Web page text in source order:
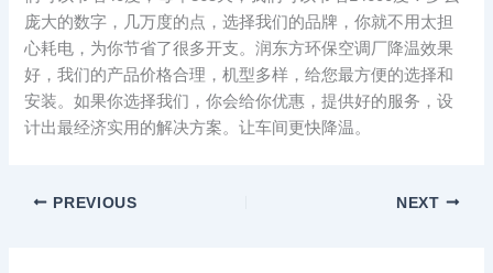
庞大的数字，几万度的点，选择我们的品牌，你就不用太担
心耗电，为你节省了很多开支。润东方环保空调厂降温效果
好，我们的产品价格合理，机型多样，给您最方便的选择和
安装。如果你选择我们，你会给你优惠，提供好的服务，设
计出最经济实用的解决方案。让车间更快降温。
PREVIOUS NEXT